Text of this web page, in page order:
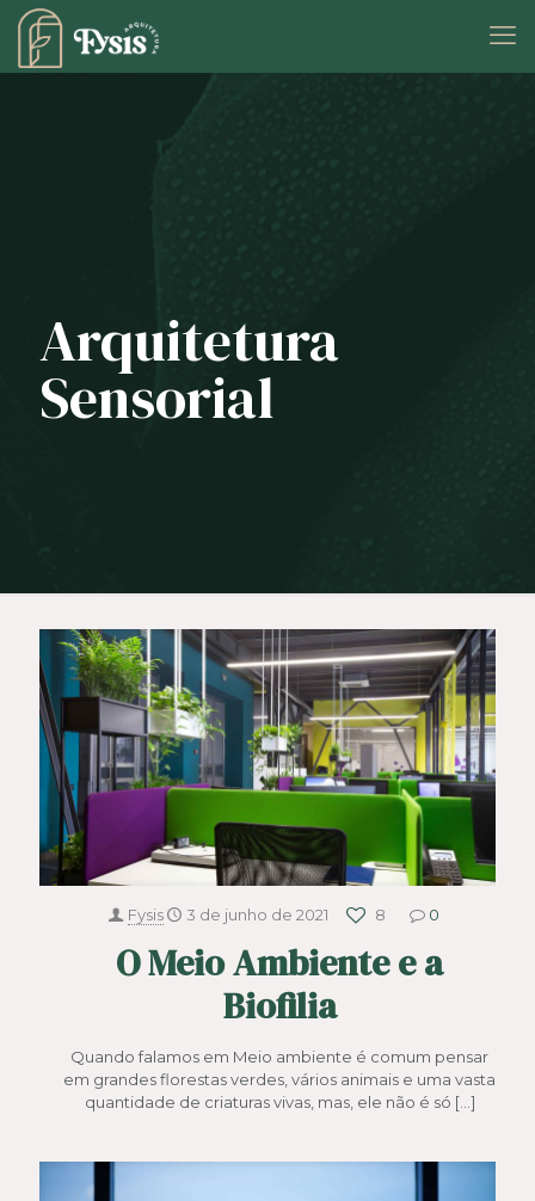
Arquitetura
Sensorial
Fysis 3 de junho de 2021 8 0
O Meio Ambiente e a
Biofilia
Quando falamos em Meio ambiente é comum pensar
em grandes florestas verdes, vários animais e uma vasta
quantidade de criaturas vivas, mas, ele não é só […]